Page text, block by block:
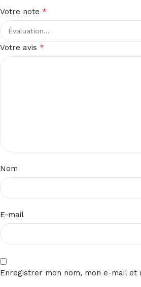
Votre note *
Votre avis *
Nom
E-mail
Enregistrer mon nom, mon e-mail et